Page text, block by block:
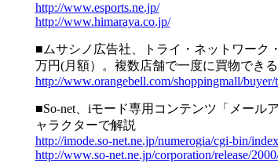
http://www.esports.ne.jp/
http://www.himaraya.co.jp/
■ムサシノ広告社、トライ・ネットワーク
万円(月額）。複数店舗で一度に買物でき
http://www.orangebell.com/shoppingmall/buyer/
■So-net、iモード専用コンテンツ「メール
ャラクターで解説
http://imode.so-net.ne.jp/numerogia/cgi-bin/
http://www.so-net.ne.jp/corporation/release/